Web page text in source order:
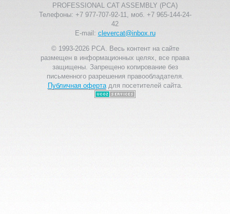
PROFESSIONAL CAT ASSEMBLY (PCA)
Телефоны: +7 977-707-92-11, моб. +7 965-144-24-
42
E-mail: clevercat@inbox.ru
© 1993-2026 PCA. Весь контент на сайте
размещен в информационных целях, все права
защищены. Запрещено копирование без
письменного разрешения правообладателя.
Публичная офертадля посетителей сайта.